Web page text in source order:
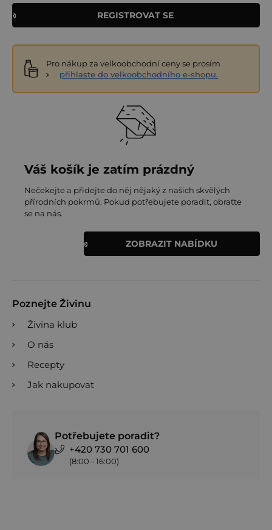
REGISTROVAT SE
Pro nákup za velkoobchodní ceny se prosím
přihlaste do velkoobchodního e-shopu.
Váš košík je zatím prázdný
Nečekejte a přidejte do něj nějaký z našich skvělých
přírodních pokrmů. Pokud potřebujete poradit, obraťte
se na nás.
ZOBRAZIT NABÍDKU
Poznejte Živinu
Živina klub
O nás
Recepty
Jak nakupovat
Potřebujete poradit?
+420 730 701 600
(8:00 - 16:00)